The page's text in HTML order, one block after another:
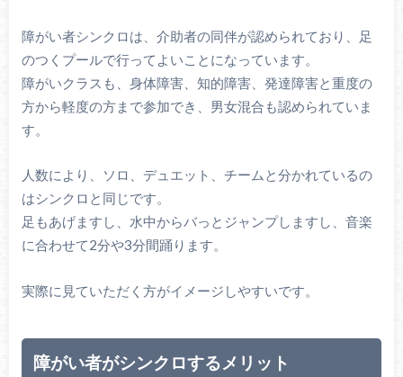
障がい者シンクロは、介助者の同伴が認められており、足
のつくプールで行ってよいことになっています。
障がいクラスも、身体障害、知的障害、発達障害と重度の
方から軽度の方まで参加でき、男女混合も認められていま
す。
人数により、ソロ、デュエット、チームと分かれているの
はシンクロと同じです。
足もあげますし、水中からバっとジャンプしますし、音楽
に合わせて2分や3分間踊ります。
実際に見ていただく方がイメージしやすいです。
障がい者がシンクロするメリット